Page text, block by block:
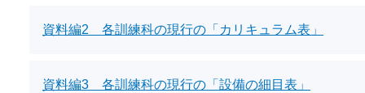
資料編2 各訓練科の現行の「カリキュラム表」
資料編3 各訓練科の現行の「設備の細目表」